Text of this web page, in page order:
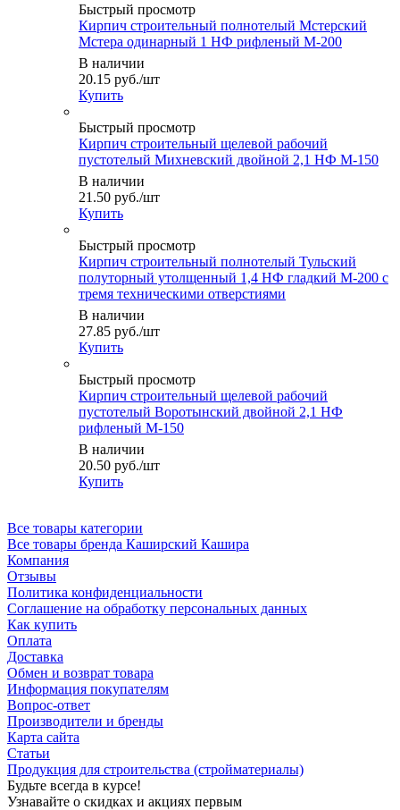
Быстрый просмотр
Кирпич строительный полнотелый Мстерский
Мстера одинарный 1 НФ рифленый М-200
В наличии
20.15 руб./шт
Купить
Быстрый просмотр
Кирпич строительный щелевой рабочий
пустотелый Михневский двойной 2,1 НФ М-150
В наличии
21.50 руб./шт
Купить
Быстрый просмотр
Кирпич строительный полнотелый Тульский
полуторный утолщенный 1,4 НФ гладкий М-200 с
тремя техническими отверстиями
В наличии
27.85 руб./шт
Купить
Быстрый просмотр
Кирпич строительный щелевой рабочий
пустотелый Воротынский двойной 2,1 НФ
рифленый М-150
В наличии
20.50 руб./шт
Купить
Все товары категории
Все товары бренда Каширский Кашира
Компания
Отзывы
Политика конфиденциальности
Соглашение на обработку персональных данных
Как купить
Оплата
Доставка
Обмен и возврат товара
Информация покупателям
Вопрос-ответ
Производители и бренды
Карта сайта
Статьи
Продукция для строительства (стройматериалы)
Будьте всегда в курсе!
Узнавайте о скидках и акциях первым